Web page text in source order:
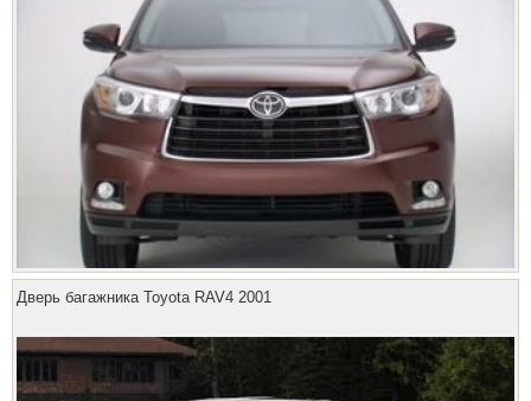
Дверь багажника Toyota RAV4 2001